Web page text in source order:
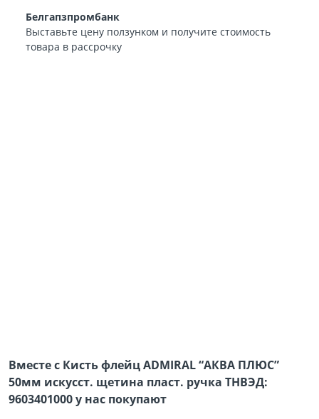
Белгапзпромбанк
Выставьте цену ползунком и получите стоимость
товара в рассрочку
Вместе с Кисть флейц ADMIRAL “АКВА ПЛЮС”
50мм искусст. щетина пласт. ручка ТНВЭД:
9603401000 у нас покупают